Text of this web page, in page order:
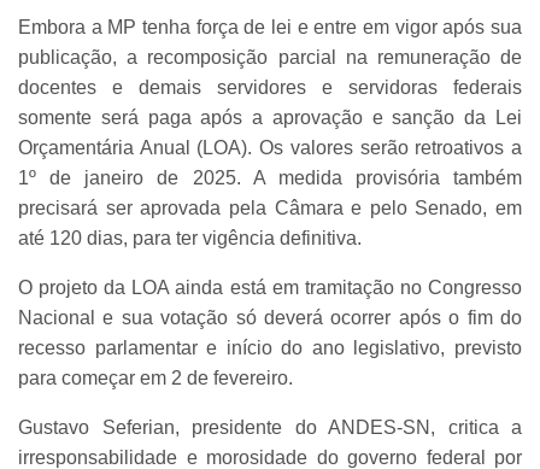
Embora a MP tenha força de lei e entre em vigor após sua
publicação, a recomposição parcial na remuneração de
docentes e demais servidores e servidoras federais
somente será paga após a aprovação e sanção da Lei
Orçamentária Anual (LOA). Os valores serão retroativos a
1º de janeiro de 2025. A medida provisória também
precisará ser aprovada pela Câmara e pelo Senado, em
até 120 dias, para ter vigência definitiva.
O projeto da LOA ainda está em tramitação no Congresso
Nacional e sua votação só deverá ocorrer após o fim do
recesso parlamentar e início do ano legislativo, previsto
para começar em 2 de fevereiro.
Gustavo Seferian, presidente do ANDES-SN, critica a
irresponsabilidade e morosidade do governo federal por